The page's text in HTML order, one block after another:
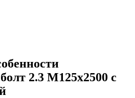
2.3 М125х2500 с